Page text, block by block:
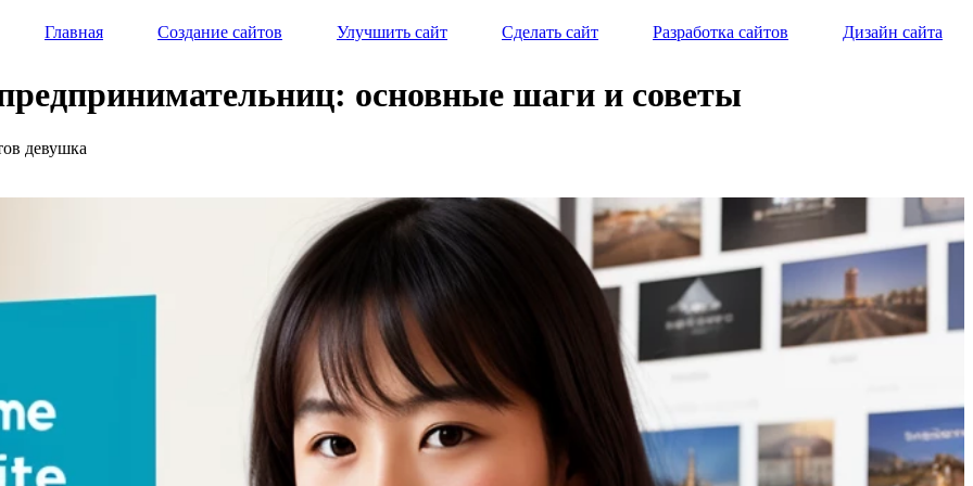
Главная Создание сайтов Улучшить сайт Сделать сайт Разработка сайтов Дизайн сайта
основные шаги и советы
девушка